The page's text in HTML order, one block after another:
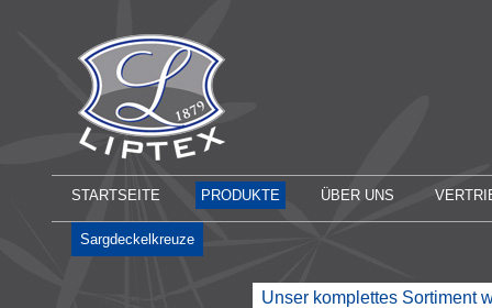
STARTSEITE PRODUKTE ÜBER UNS
Sargdeckelkreuze
Unser komplettes Sortiment